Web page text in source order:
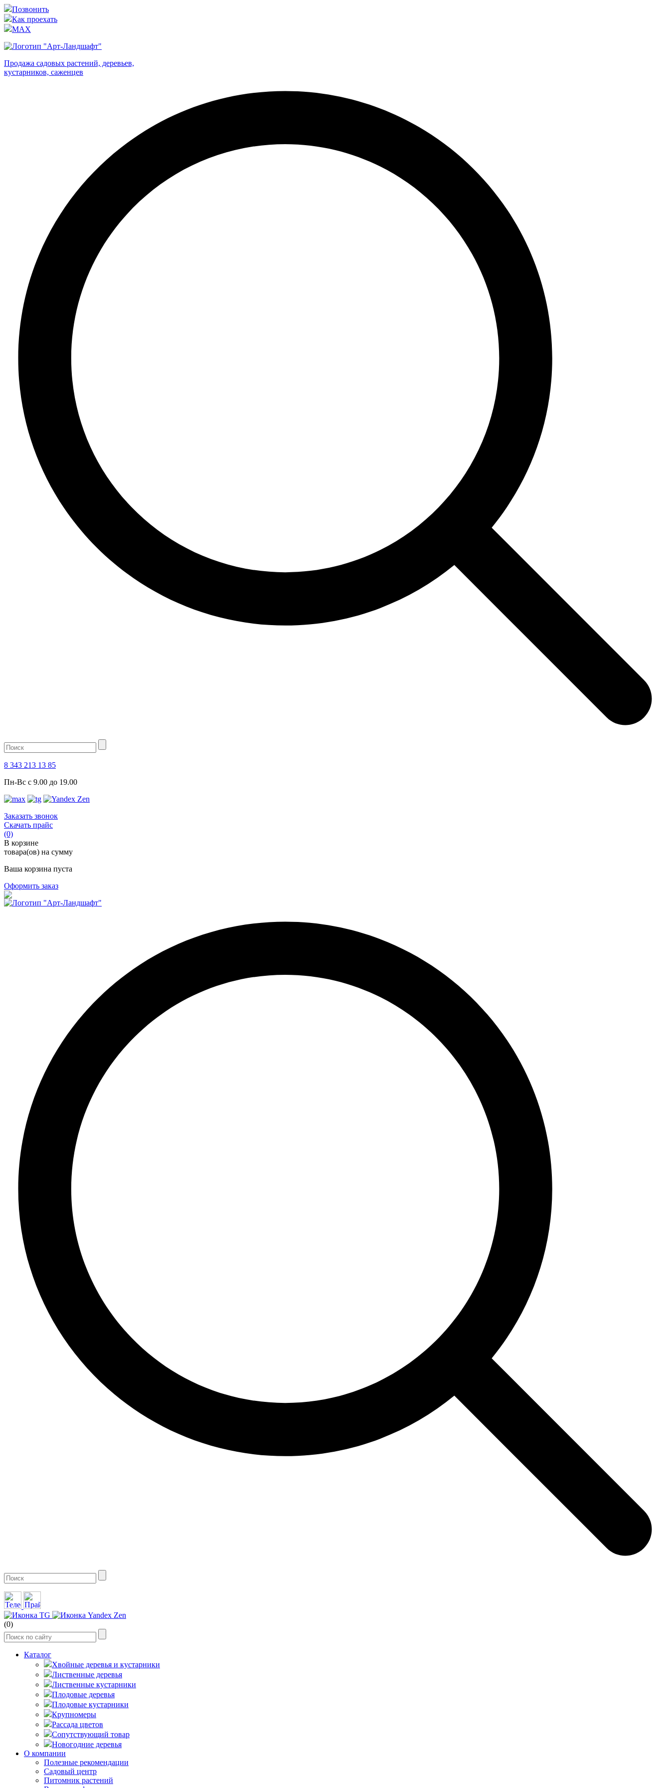
Позвонить
Как проехать
MAX
Продажа садовых растений, деревьев,
кустарников, саженцев
8 343 213 13 85
Пн-Вс с 9.00 до 19.00
Заказать звонок
Скачать прайс
(0)
В корзине
товара(ов) на сумму
Ваша корзина пуста
Оформить заказ
(0)
Каталог
Хвойные деревья и кустарники
Лиственные деревья
Лиственные кустарники
Плодовые деревья
Плодовые кустарники
Крупномеры
Рассада цветов
Сопутствующий товар
Новогодние деревья
О компании
Полезные рекомендации
Садовый центр
Питомник растений